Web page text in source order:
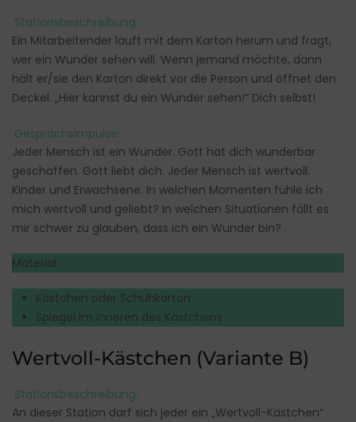
Stationsbeschreibung:
Ein Mitarbeitender läuft mit dem Karton herum und fragt,
wer ein Wunder sehen will. Wenn jemand möchte, dann
hält er/sie den Karton direkt vor die Person und öffnet den
Deckel. „Hier kannst du ein Wunder sehen!“ Dich selbst!
Gesprächsimpulse:
Jeder Mensch ist ein Wunder. Gott hat dich wunderbar
geschaffen. Gott liebt dich. Jeder Mensch ist wertvoll.
Kinder und Erwachsene. In welchen Momenten fühle ich
mich wertvoll und geliebt? In welchen Situationen fällt es
mir schwer zu glauben, dass ich ein Wunder bin?
Material:
Kästchen oder Schuhkarton
Spiegel im Inneren des Kästchens
Wertvoll-Kästchen (Variante B)
Stationsbeschreibung:
An dieser Station darf sich jeder ein „Wertvoll-Kästchen“